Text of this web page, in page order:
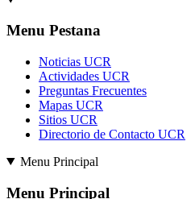
Menu Pestana
Noticias UCR
Actividades UCR
Preguntas Frecuentes
Mapas UCR
Sitios UCR
Directorio de Contacto UCR
Menu Principal
Menu Principal